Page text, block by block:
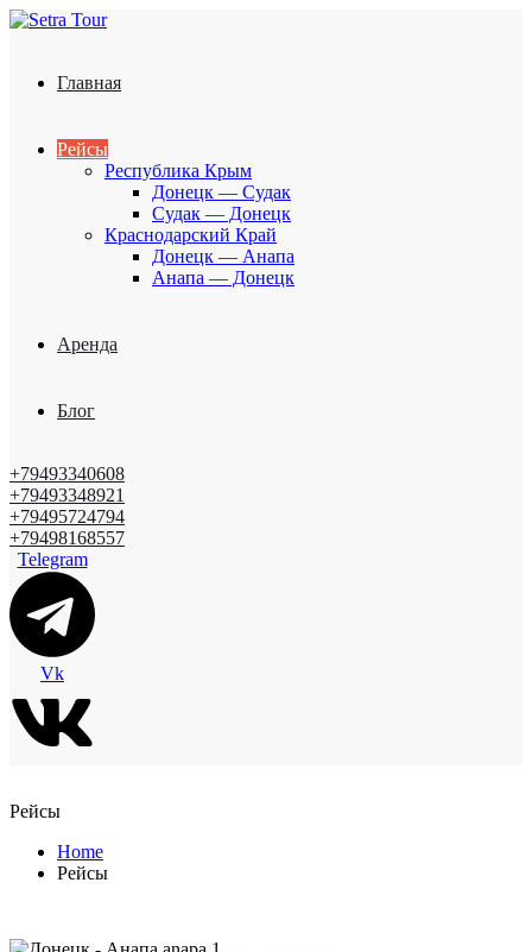
Главная
Рейсы
Республика Крым
Донецк — Судак
Судак — Донецк
Краснодарский Край
Донецк — Анапа
Анапа — Донецк
Аренда
Блог
+79493340608
+79493348921
+79495724794
+79498168557
Telegram
Vk
Рейсы
Home
Рейсы